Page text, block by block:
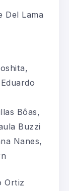
Del Lama
Bôas,
Buzzi
Nanes,
Ortiz